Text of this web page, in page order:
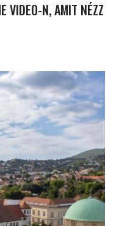
VIDEO-N, AMIT NÉZZ